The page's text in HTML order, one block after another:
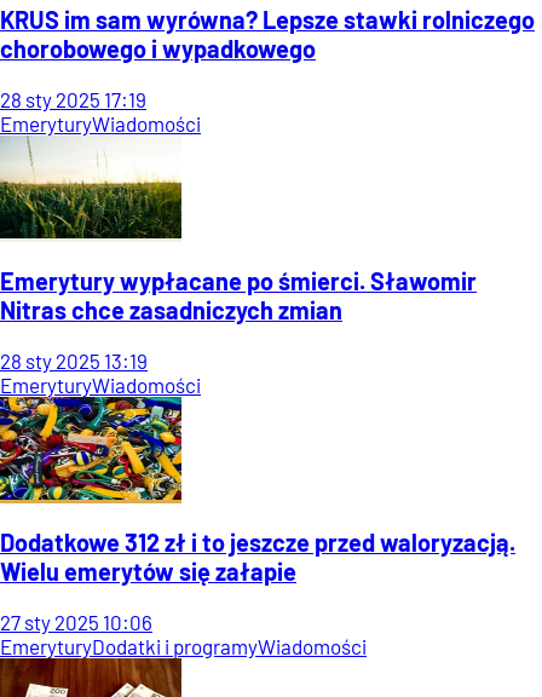
KRUS im sam wyrówna? Lepsze stawki rolniczego
chorobowego i wypadkowego
28 sty 2025 17:19
EmeryturyWiadomości
Emerytury wypłacane po śmierci. Sławomir
Nitras chce zasadniczych zmian
28 sty 2025 13:19
EmeryturyWiadomości
Dodatkowe 312 zł i to jeszcze przed waloryzacją.
Wielu emerytów się załapie
27 sty 2025 10:06
EmeryturyDodatki i programyWiadomości